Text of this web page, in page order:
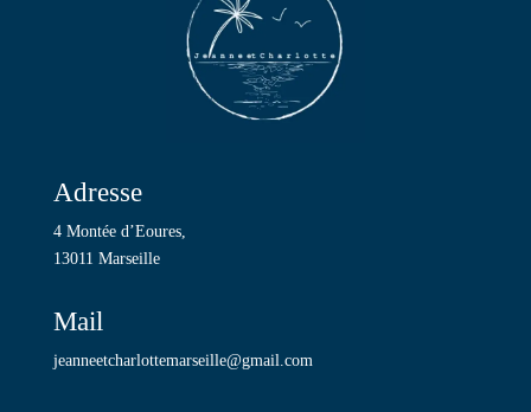
Adresse
4 Montée d’Eoures,
13011 Marseille
Mail
jeanneetcharlottemarseille@gmail.com